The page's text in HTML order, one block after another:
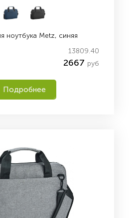
ноутбука Metz, синяя
13809.40
2667 руб
Подробнее